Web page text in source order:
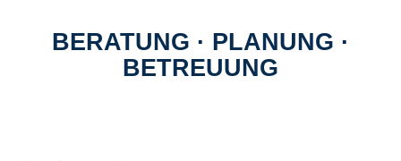
BERATUNG · PLANUNG ·
BETREUUNG